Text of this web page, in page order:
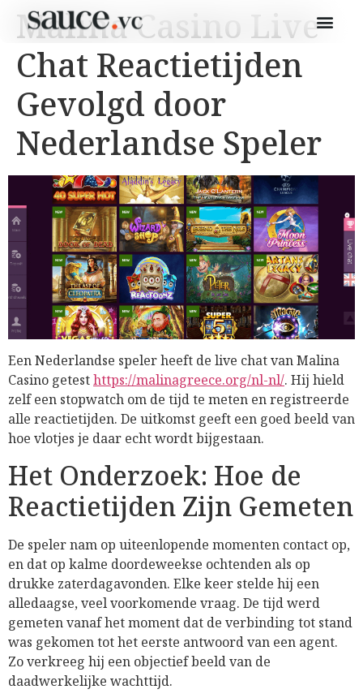
Malina Casino Live
Chat Reactietijden
Gevolgd door
Nederlandse Speler
Een Nederlandse speler heeft de live chat van Malina
Casino getesthttps://malinagreece.org/nl-nl/. Hij hield
zelf een stopwatch om de tijd te meten en registreerde
alle reactietijden. De uitkomst geeft een goed beeld van
hoe vlotjes je daar echt wordt bijgestaan.
Het Onderzoek: Hoe de
Reactietijden Zijn Gemeten
De speler nam op uiteenlopende momenten contact op,
en dat op kalme doordeweekse ochtenden als op
drukke zaterdagavonden. Elke keer stelde hij een
alledaagse, veel voorkomende vraag. De tijd werd
gemeten vanaf het moment dat de verbinding tot stand
was gekomen tot het eerste antwoord van een agent.
Zo verkreeg hij een objectief beeld van de
daadwerkelijke wachttijd.